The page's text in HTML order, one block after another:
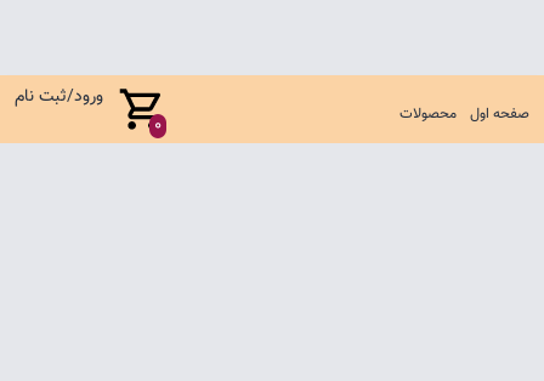
صفحه اول محصولات 0
ورود/ثبت نام